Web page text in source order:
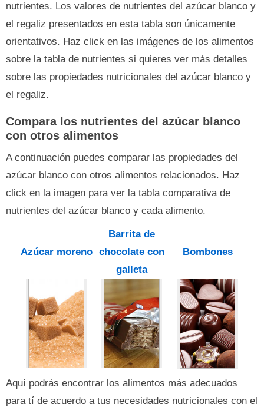
nutrientes. Los valores de nutrientes del azúcar blanco y
el regaliz presentados en esta tabla son únicamente
orientativos. Haz click en las imágenes de los alimentos
sobre la tabla de nutrientes si quieres ver más detalles
sobre las propiedades nutricionales del azúcar blanco y
el regaliz.
Compara los nutrientes del azúcar blanco
con otros alimentos
A continuación puedes comparar las propiedades del
azúcar blanco con otros alimentos relacionados. Haz
click en la imagen para ver la tabla comparativa de
nutrientes del azúcar blanco y cada alimento.
Azúcar moreno
Barrita de
chocolate con
galleta
Bombones
Aquí podrás encontrar los alimentos más adecuados
para tí de acuerdo a tus necesidades nutricionales con el